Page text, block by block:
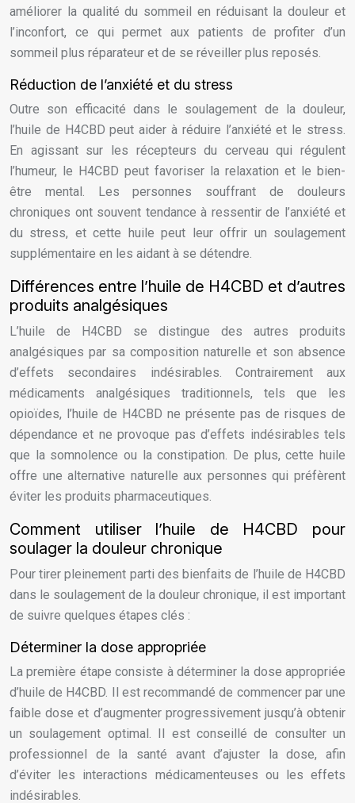
améliorer la qualité du sommeil en réduisant la douleur et
l’inconfort, ce qui permet aux patients de profiter d’un
sommeil plus réparateur et de se réveiller plus reposés.
Réduction de l’anxiété et du stress
Outre son efficacité dans le soulagement de la douleur,
l’huile de H4CBD peut aider à réduire l’anxiété et le stress.
En agissant sur les récepteurs du cerveau qui régulent
l’humeur, le H4CBD peut favoriser la relaxation et le bien-
être mental. Les personnes souffrant de douleurs
chroniques ont souvent tendance à ressentir de l’anxiété et
du stress, et cette huile peut leur offrir un soulagement
supplémentaire en les aidant à se détendre.
Différences entre l’huile de H4CBD et d’autres
produits analgésiques
L’huile de H4CBD se distingue des autres produits
analgésiques par sa composition naturelle et son absence
d’effets secondaires indésirables. Contrairement aux
médicaments analgésiques traditionnels, tels que les
opioïdes, l’huile de H4CBD ne présente pas de risques de
dépendance et ne provoque pas d’effets indésirables tels
que la somnolence ou la constipation. De plus, cette huile
offre une alternative naturelle aux personnes qui préfèrent
éviter les produits pharmaceutiques.
Comment utiliser l’huile de H4CBD pour
soulager la douleur chronique
Pour tirer pleinement parti des bienfaits de l’huile de H4CBD
dans le soulagement de la douleur chronique, il est important
de suivre quelques étapes clés :
Déterminer la dose appropriée
La première étape consiste à déterminer la dose appropriée
d’huile de H4CBD. Il est recommandé de commencer par une
faible dose et d’augmenter progressivement jusqu’à obtenir
un soulagement optimal. Il est conseillé de consulter un
professionnel de la santé avant d’ajuster la dose, afin
d’éviter les interactions médicamenteuses ou les effets
indésirables.